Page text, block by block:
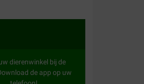
Waar voor uw geld:
dierenwinkel bij de
de app op uw